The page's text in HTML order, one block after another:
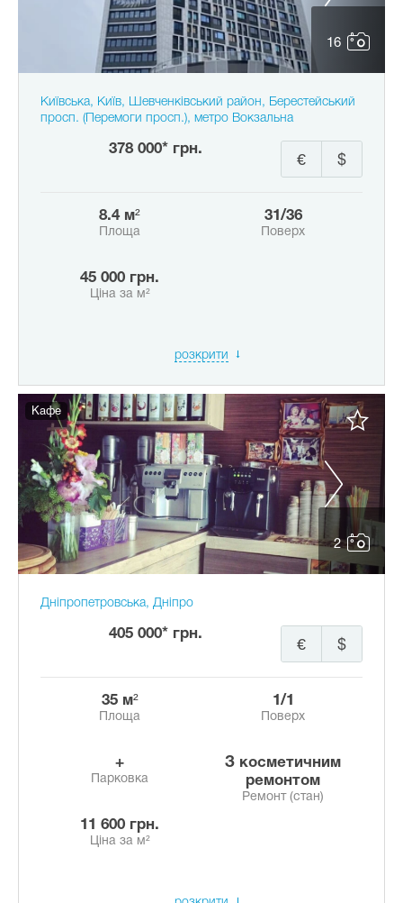
16
Київська, Київ, Шевченківський район, Берестейський
просп. (Перемоги просп.), метро Вокзальна
378 000* грн.
$
€
8.4 м²
Площа
31/36
Поверх
45 000 грн.
Ціна за м²
розкрити
2
Кафе
Дніпропетровська, Дніпро
405 000* грн.
$
€
35 м²
Площа
1/1
Поверх
+
Парковка
з косметичним
ремонтом
Ремонт (стан)
11 600 грн.
Ціна за м²